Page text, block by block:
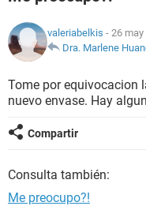
FAMILIA
NUTRICIÓN
BIENESTAR
SEXUALIDAD
GLOSARIO
valeriabelkis - 26
Dra. Marlene
Tome por equivocacion
nuevo envase. Hay
Compartir
Consulta también:
Me preocupo?!